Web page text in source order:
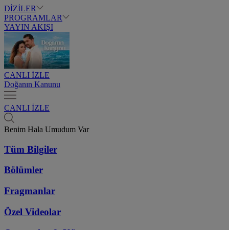
DİZİLER
PROGRAMLAR
YAYIN AKIŞI
CANLI İZLE
Doğanın Kanunu
CANLI İZLE
Benim Hala Umudum Var
Tüm Bilgiler
Bölümler
Fragmanlar
Özel Videolar